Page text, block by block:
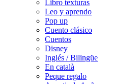
Libro texturas
Leo y aprendo
Pop up
Cuento clásico
Cuentos
Disney
Inglés / Bilingüe
En català
Peque regalo